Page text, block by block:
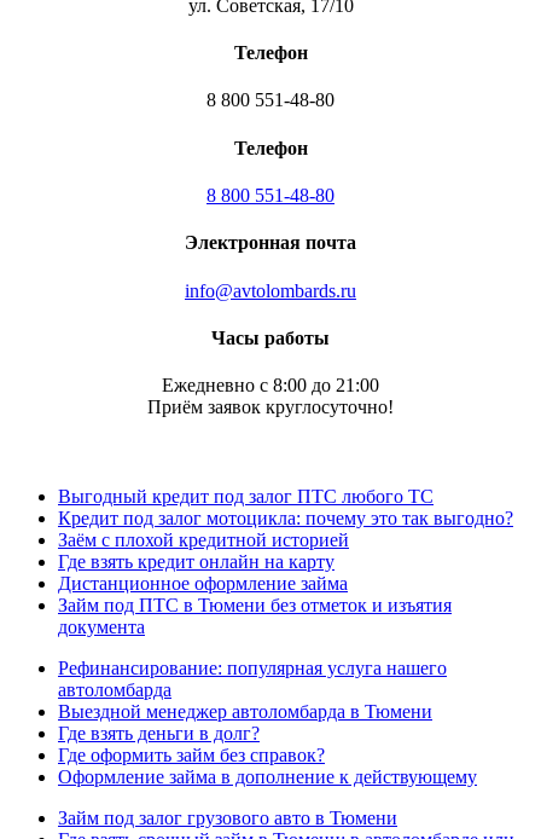
ул. Советская, 17/10
Телефон
8 800 551-48-80
Телефон
8 800 551-48-80
Электронная почта
info@avtolombards.ru
Часы работы
Ежедневно с 8:00 до 21:00
Приём заявок круглосуточно!
Выгодный кредит под залог ПТС любого ТС
Кредит под залог мотоцикла: почему это так выгодно?
Заём с плохой кредитной историей
Где взять кредит онлайн на карту
Дистанционное оформление займа
Займ под ПТС в Тюмени без отметок и изъятия
документа
Рефинансирование: популярная услуга нашего
автоломбарда
Выездной менеджер автоломбарда в Тюмени
Где взять деньги в долг?
Где оформить займ без справок?
Оформление займа в дополнение к действующему
Займ под залог грузового авто в Тюмени